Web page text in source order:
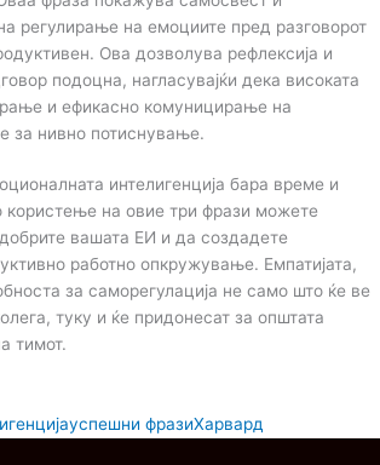
регулирање на емоциите пред разговорот
Ова дозволува рефлексија и
подоцна, нагласувајќи дека високата
и ефикасно комуницирање на
за нивно потиснување.
интелигенција бара време и
користење на овие три фрази можете
вашата ЕИ и да создадете
работно опкружување. Емпатијата,
за саморегулација не само што ќе ве
туку и ќе придонесат за општата
тимот.
успешни фразиХарвард